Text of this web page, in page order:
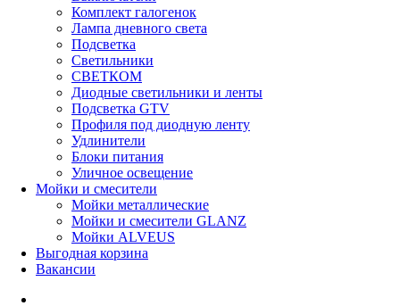
Комплект галогенок
Лампа дневного света
Подсветка
Светильники
СВЕТКОМ
Диодные светильники и ленты
Подсветка GTV
Профиля под диодную ленту
Удлинители
Блоки питания
Уличное освещение
Мойки и смесители
Мойки металлические
Мойки и смесители GLANZ
Мойки ALVEUS
Выгодная корзина
Вакансии